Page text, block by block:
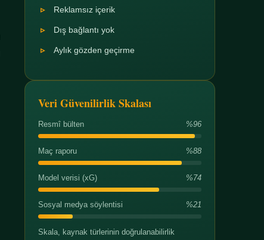
Reklamsız içerik
Dış bağlantı yok
Aylık gözden geçirme
Veri Güvenilirlik Skalası
Resmî bülten %96
Maç raporu %88
Model verisi (xG) %74
Sosyal medya söylentisi %21
Skala, kaynak türlerinin doğrulanabilirlik